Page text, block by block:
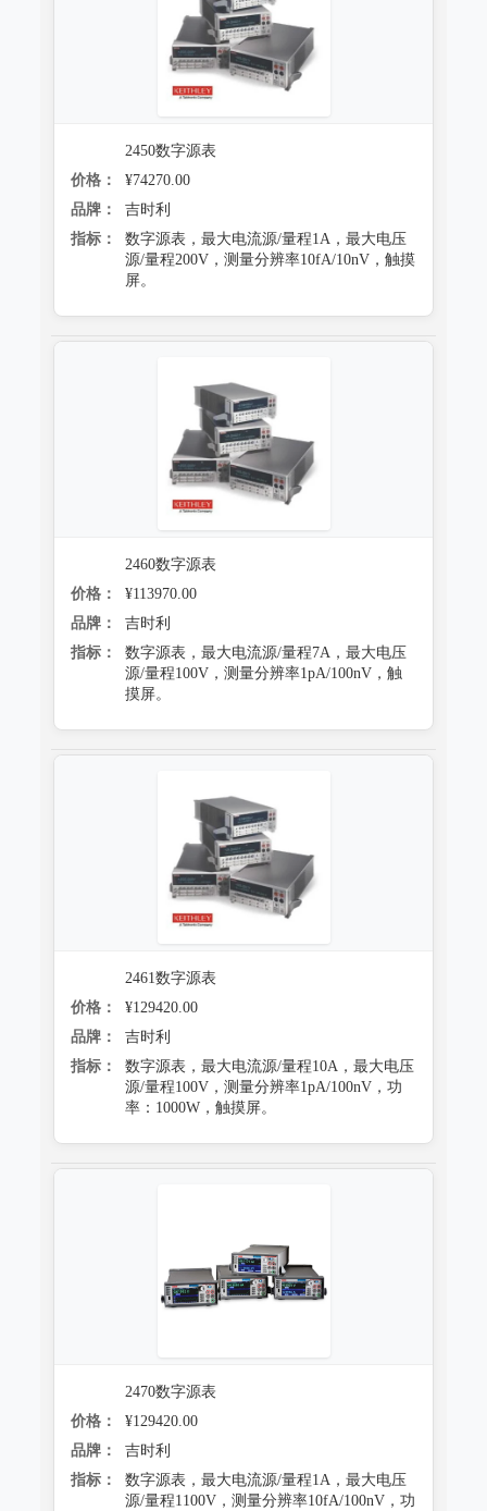
2450数字源表
价格：
¥74270.00
品牌：
吉时利
指标：
数字源表，最大电流源/量程1A，最大电压
源/量程200V，测量分辨率10fA/10nV，触摸
屏。
2460数字源表
价格：
¥113970.00
品牌：
吉时利
指标：
数字源表，最大电流源/量程7A，最大电压
源/量程100V，测量分辨率1pA/100nV，触
摸屏。
2461数字源表
价格：
¥129420.00
品牌：
吉时利
指标：
数字源表，最大电流源/量程10A，最大电压
源/量程100V，测量分辨率1pA/100nV，功
率：1000W，触摸屏。
2470数字源表
价格：
¥129420.00
品牌：
吉时利
指标：
数字源表，最大电流源/量程1A，最大电压
源/量程1100V，测量分辨率10fA/100nV，功